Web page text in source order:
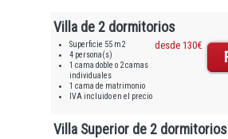
Villa de 2 dormitorios
Superficie 55 m2
4 persona(s)
1 cama doble o 2 camas
individuales
1 cama de matrimonio
IVA incluido en el precio
desde 130€
Villa Superior de 2 dormitorios